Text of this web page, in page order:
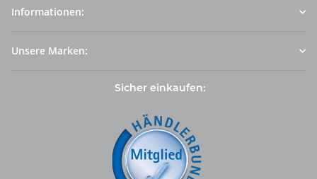
Informationen:
Unsere Marken:
Sicher einkaufen: